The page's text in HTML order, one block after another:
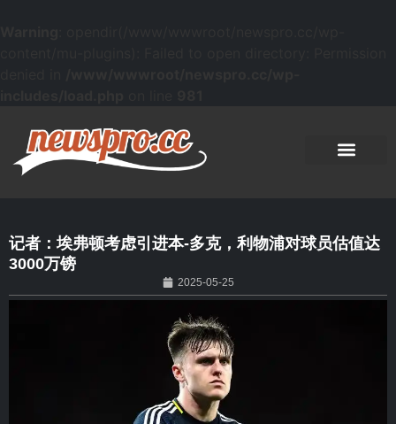
记者：埃弗顿考虑引进本-多克，利物浦对球员估值达
3000万镑
2025-05-25